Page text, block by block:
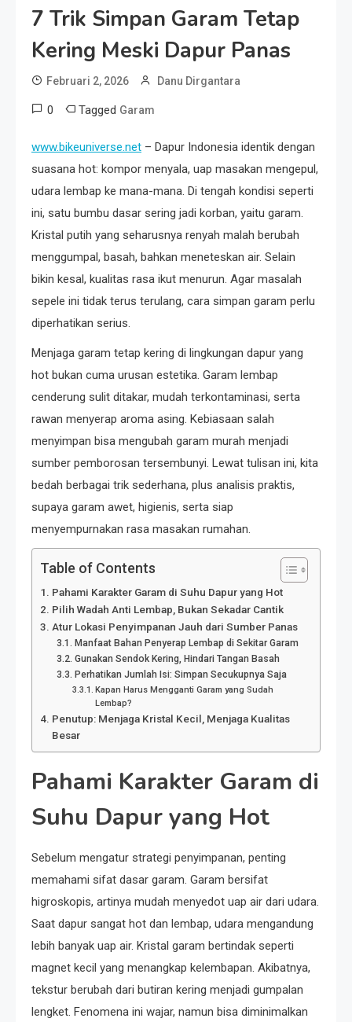
7 Trik Simpan Garam Tetap
Kering Meski Dapur Panas
Februari 2, 2026 Danu Dirgantara
0 Tagged Garam
www.bikeuniverse.net – Dapur Indonesia identik dengan
suasana hot: kompor menyala, uap masakan mengepul,
udara lembap ke mana-mana. Di tengah kondisi seperti
ini, satu bumbu dasar sering jadi korban, yaitu garam.
Kristal putih yang seharusnya renyah malah berubah
menggumpal, basah, bahkan meneteskan air. Selain
bikin kesal, kualitas rasa ikut menurun. Agar masalah
sepele ini tidak terus terulang, cara simpan garam perlu
diperhatikan serius.
Menjaga garam tetap kering di lingkungan dapur yang
hot bukan cuma urusan estetika. Garam lembap
cenderung sulit ditakar, mudah terkontaminasi, serta
rawan menyerap aroma asing. Kebiasaan salah
menyimpan bisa mengubah garam murah menjadi
sumber pemborosan tersembunyi. Lewat tulisan ini, kita
bedah berbagai trik sederhana, plus analisis praktis,
supaya garam awet, higienis, serta siap
menyempurnakan rasa masakan rumahan.
Table of Contents
Pahami Karakter Garam di Suhu Dapur yang Hot
Pilih Wadah Anti Lembap, Bukan Sekadar Cantik
Atur Lokasi Penyimpanan Jauh dari Sumber Panas
Manfaat Bahan Penyerap Lembap di Sekitar Garam
Gunakan Sendok Kering, Hindari Tangan Basah
Perhatikan Jumlah Isi: Simpan Secukupnya Saja
Kapan Harus Mengganti Garam yang Sudah
Lembap?
Penutup: Menjaga Kristal Kecil, Menjaga Kualitas
Besar
Pahami Karakter Garam di
Suhu Dapur yang Hot
Sebelum mengatur strategi penyimpanan, penting
memahami sifat dasar garam. Garam bersifat
higroskopis, artinya mudah menyedot uap air dari udara.
Saat dapur sangat hot dan lembap, udara mengandung
lebih banyak uap air. Kristal garam bertindak seperti
magnet kecil yang menangkap kelembapan. Akibatnya,
tekstur berubah dari butiran kering menjadi gumpalan
lengket. Fenomena ini wajar, namun bisa diminimalkan